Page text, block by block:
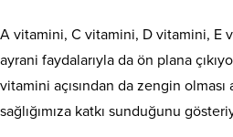
A vitamini, C vitamini, D vitamini, E
ayrani faydalarıyla da ön plana
vitamini açısından da zengin
sağlığımıza katkı sunduğunu